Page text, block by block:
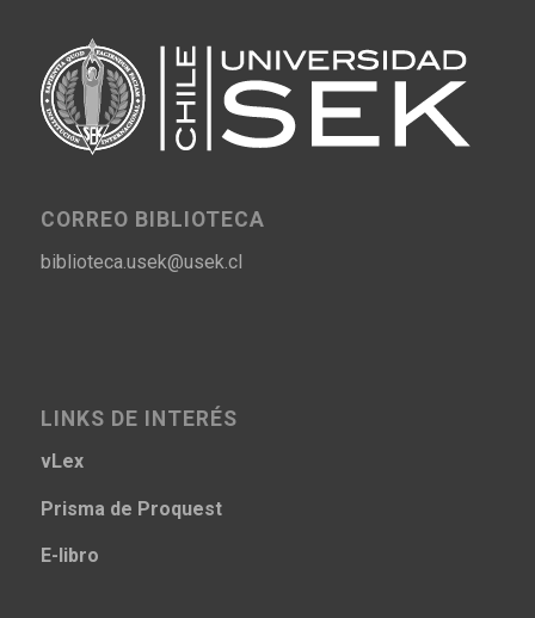
CORREO BIBLIOTECA
biblioteca.usek@usek.cl
LINKS DE INTERÉS
vLex
Prisma de Proquest
E-libro